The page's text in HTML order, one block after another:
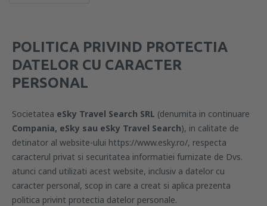
POLITICA PRIVIND PROTECTIA
DATELOR CU CARACTER
PERSONAL
Societatea eSky Travel Search SRL (denumita in continuare
Compania, eSky sau eSky Travel Search), in calitate de
detinator al website-ului https://www.esky.ro/, respecta
caracterul privat si securitatea informatiei furnizate de Dvs.
atunci cand utilizati acest website, inclusiv a datelor cu
caracter personal, scop in care a creat si aplica prezenta
politica privint protectia datelor personale.